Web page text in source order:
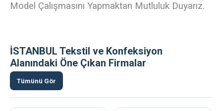
Model Çalışmasını Yapmaktan Mutluluk Duyarız.
İSTANBUL Tekstil ve Konfeksiyon
Alanındaki Öne Çıkan Firmalar
Tümünü Gör